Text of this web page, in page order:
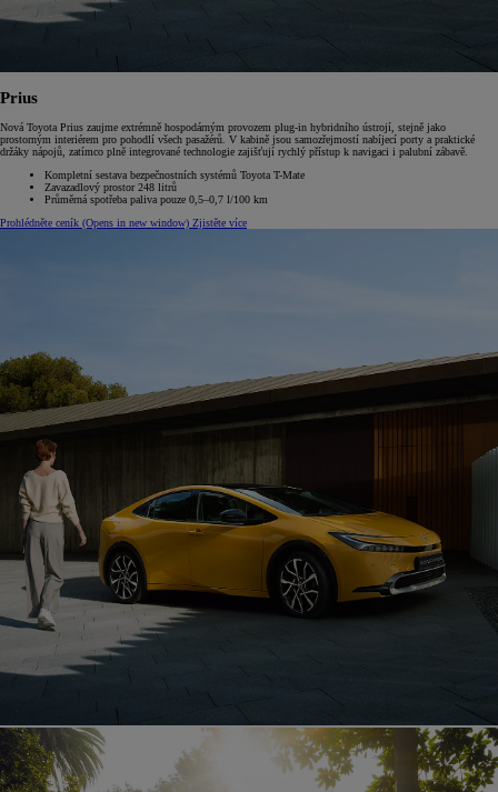
Prius
Nová Toyota Prius zaujme extrémně hospodárným provozem plug-in hybridního ústrojí, stejně jako
prostorným interiérem pro pohodlí všech pasažérů. V kabině jsou samozřejmostí nabíjecí porty a praktické
držáky nápojů, zatímco plně integrované technologie zajišťují rychlý přístup k navigaci i palubní zábavě.
Kompletní sestava bezpečnostních systémů Toyota T-Mate
Zavazadlový prostor 248 litrů
Průměrná spotřeba paliva pouze 0,5–0,7 l/100 km
Prohlédněte ceník (Opens in new window) Zjistěte více